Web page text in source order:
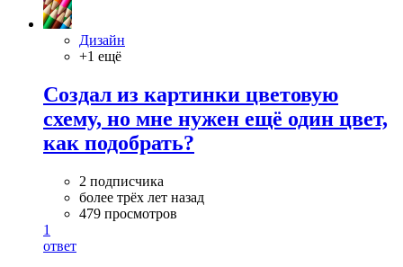
Дизайн
+1 ещё
Создал из картинки цветовую
схему, но мне нужен ещё один цвет,
как подобрать?
2 подписчика
более трёх лет назад
479 просмотров
1
ответ